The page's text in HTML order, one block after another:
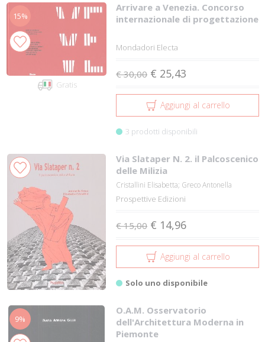
15%
Gratis
Arrivare a Venezia. Concorso
internazionale di progettazione
Mondadori Electa
€ 30,00 € 25,43
Aggiungi al carrello
3 prodotti disponibili
Via Slataper N. 2. il Palcoscenico
delle Milizia
Cristallini Elisabetta; Greco Antonella
Prospettive Edizioni
€ 15,00 € 14,96
Aggiungi al carrello
Solo uno disponibile
9%
O.A.M. Osservatorio
dell'Architettura Moderna in
Piemonte